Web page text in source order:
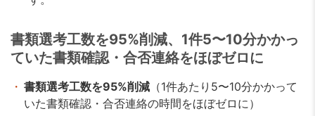
書類選考工数を95%削減、1件5〜10分かかっ
ていた書類確認・合否連絡をほぼゼロに
書類選考工数を95%削減 （1件あたり5〜10分かかって
いた書類確認・合否連絡の時間をほぼゼロに）